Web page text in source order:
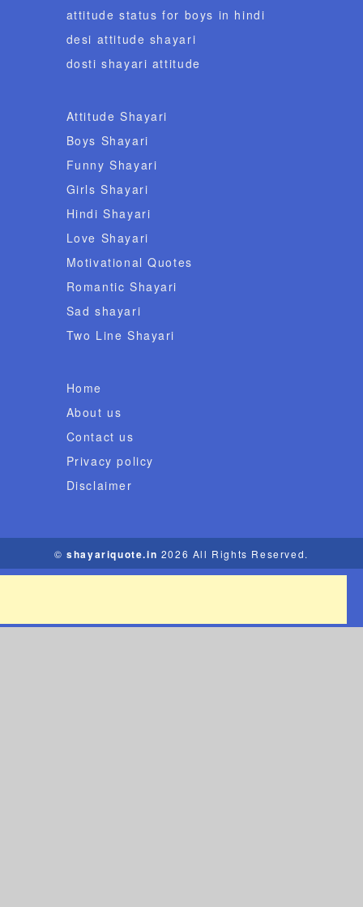
attitude status for boys in hindi
desi attitude shayari
dosti shayari attitude
Attitude Shayari
Boys Shayari
Funny Shayari
Girls Shayari
Hindi Shayari
Love Shayari
Motivational Quotes
Romantic Shayari
Sad shayari
Two Line Shayari
Home
About us
Contact us
Privacy policy
Disclaimer
©shayariquote.in 2026 All Rights Reserved.